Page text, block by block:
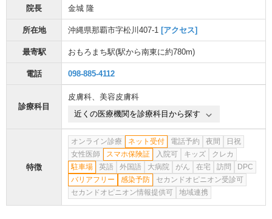
院長 金城 隆
所在地 沖縄県那覇市字松川407-1 [アクセス]
最寄駅 おもろまち駅(駅から南東に約780m)
電話 098-885-4112
診療科目
皮膚科、 美容皮膚科
近くの医療機関を診療科目から探す
特徴
オンライン診療 ネット受付 電話予約 夜間
日祝
女性医師
スマホ保険証 入院可 キッズ
クレカ
駐車場
英語 外国語 大病院 がん 在宅 訪問
DPC
バリアフリー
感染予防
セカンドオピニオン受診可
セカンドオピニオン情報提供可
地域連携